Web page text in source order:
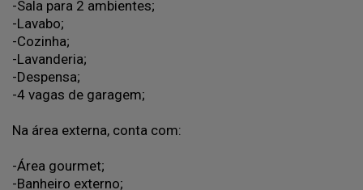
-Sala para 2 ambientes;
-Lavabo;
-Cozinha;
-Lavanderia;
-Despensa;
-4 vagas de garagem;
Na área externa, conta com:
-Área gourmet;
-Banheiro externo;